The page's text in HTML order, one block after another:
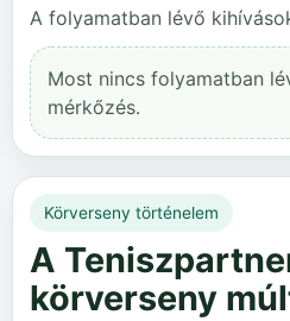
A folyamatban lévő
Most nincs folyamatban
mérkőzés.
Körverseny történelem
A
körverseny